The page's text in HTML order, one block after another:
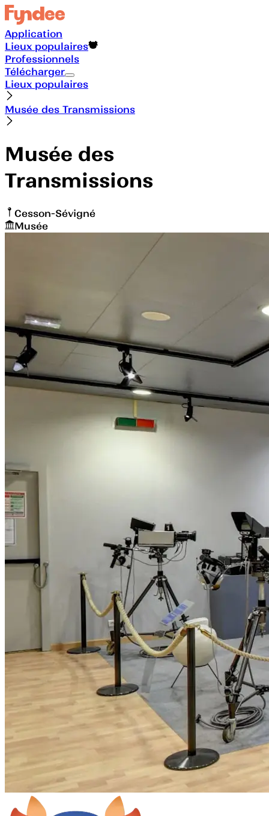
Application
Lieux populaires
Professionnels
Télécharger
Lieux populaires
Musée des Transmissions
Musée des
Transmissions
Cesson-Sévigné
Musée